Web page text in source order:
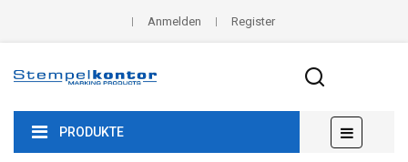
Anmelden Register
PRODUKTE
der
☰